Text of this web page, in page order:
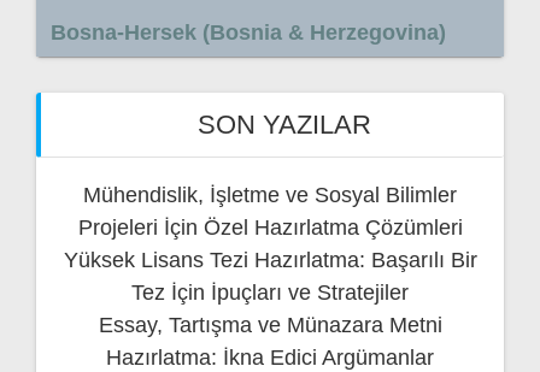
Bosna-Hersek (Bosnia & Herzegovina)
SON YAZILAR
Mühendislik, İşletme ve Sosyal Bilimler
Projeleri İçin Özel Hazırlatma Çözümleri
Yüksek Lisans Tezi Hazırlatma: Başarılı Bir
Tez İçin İpuçları ve Stratejiler
Essay, Tartışma ve Münazara Metni
Hazırlatma: İkna Edici Argümanlar